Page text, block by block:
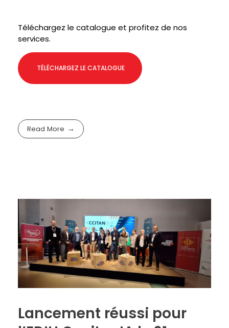
Téléchargez le catalogue et profitez de nos
services.
TÉLÉCHARGEZ LE CATALOGUE
Read More
Lancement réussi pour